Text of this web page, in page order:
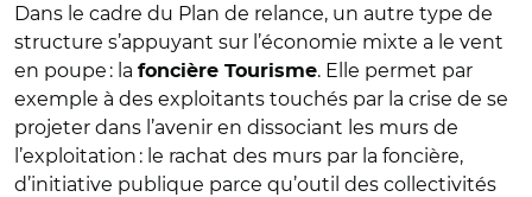
Dans le cadre du Plan de relance, un autre type de
structure s’appuyant sur l’économie mixte a le vent
en poupe : la foncière Tourisme. Elle permet par
exemple à des exploitants touchés par la crise de se
projeter dans l’avenir en dissociant les murs de
l’exploitation : le rachat des murs par la foncière,
d’initiative publique parce qu’outil des collectivités